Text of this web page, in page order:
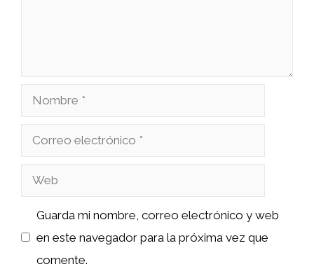
Nombre
Correo
Web
Guarda mi nombre, correo electrónico y web
en este navegador para la próxima vez que
comente.